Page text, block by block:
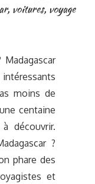
, voitures, voyage
moins de
centaine
découvrir.
?
phare des
et